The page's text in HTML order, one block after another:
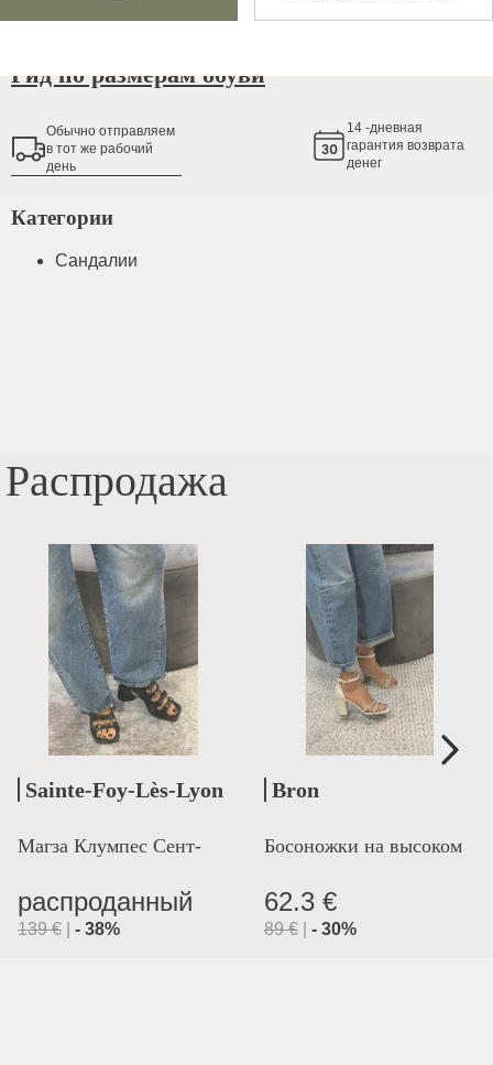
Гид по размерам обуви
Обычно oтправляем
в тот же рабочий
день
14 -дневная
гарантия возврата
денег
Категории
Сандалии
Распродажа
Sainte-Foy-Lès-Lyon
Магза Клумпес Сент-
распроданный
139€ - 38%
Bron
Босоножки на высоком
каблуке
62.3 €
89€ - 30%